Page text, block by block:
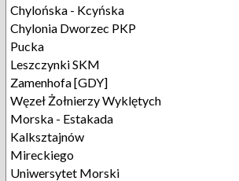
Chylońska - Kcyńska
Chylonia Dworzec PKP
Pucka
Leszczynki SKM
Zamenhofa [GDY]
Węzeł Żołnierzy Wyklętych
Morska - Estakada
Kalksztajnów
Mireckiego
Uniwersytet Morski